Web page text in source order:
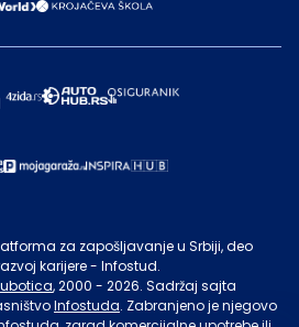
za zapošljavanje u Srbiji, deo
karijere - Infostud.
, 2000 - 2026. Sadržaj sajta
Infostuda. Zabranjeno je njegovo